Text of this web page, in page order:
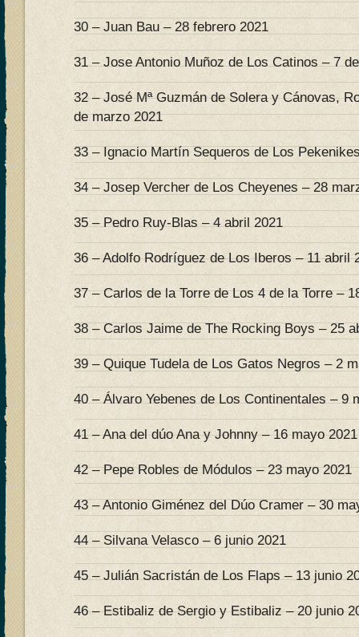
30 – Juan Bau – 28 febrero 2021
31 – Jose Antonio Muñoz de Los Catinos – 7
32 – José Mª Guzmán de Solera y Cánovas,
de marzo 2021
33 – Ignacio Martín Sequeros de Los
34 – Josep Vercher de Los Cheyenes – 28
35 – Pedro Ruy-Blas – 4 abril 2021
36 – Adolfo Rodríguez de Los Iberos – 11 abril
37 – Carlos de la Torre de Los 4 de la Torre –
38 – Carlos Jaime de The Rocking Boys – 25
39 – Quique Tudela de Los Gatos Negros – 2
40 – Álvaro Yebenes de Los Continentales – 9
41 – Ana del dúo Ana y Johnny – 16 mayo 2021
42 – Pepe Robles de Módulos – 23 mayo 2021
43 – Antonio Giménez del Dúo Cramer – 30
44 – Silvana Velasco – 6 junio 2021
45 – Julián Sacristán de Los Flaps – 13 junio
46 – Estibaliz de Sergio y Estibaliz – 20 junio